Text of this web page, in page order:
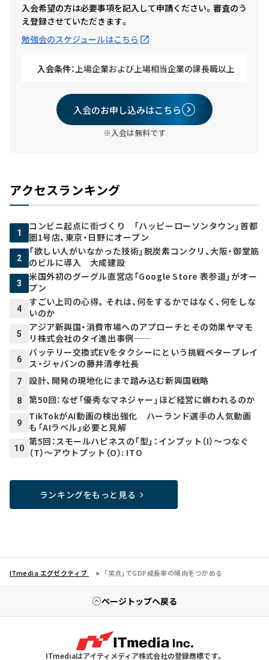
入会希望の方は必要事項を記入して申請ください。審査のう
え登録させていただきます。
勉強会のスケジュールはこちら
入会条件：上場企業および上場相当企業の課長職以上
入会のお申し込みはこちら
※入会は無料です
アクセスランキング
1
コンビニ起点に街づくり 「ハッピーローソンタウン」首都
圏1号店、東京・日野にオープン
2
「欲しい人がいなかった技術」脱炭素コンクリ、大阪・御堂筋
のビルに導入 大成建設
3
米国外初のグーグル直営店「Google Store 表参道」がオー
プン
4
すごい上司の心得。それは、何をするかではなく、何をしな
いのか
5
アジア新興国・消費市場へのアプローチとその効果――ヤマモ
リ株式会社のタイ進出事例――
6
バッテリー交換式EVをタクシーにという挑戦――ベタープレイ
ス・ジャパンの藤井清孝社長
7 設計、開発の現地化にまで踏み込む新興国戦略
8 第50回：なぜ「優秀なマネジャー」ほど経営に嫌われるのか
9
TikTokがAI動画の検出強化 ハーランド選手の人気動画
も「AIラベル」必要と見解
10
第5回：スモールハピネスの「型」：インプット（I）～つなぐ
（T）～アウトプット（O）: ITO
ランキングをもっと見る
ITmedia エグゼクティブ 「笑点」でGDP成長率の傾向をつかめる
ページトップへ戻る
ITmediaはアイティメディア株式会社の登録商標です。